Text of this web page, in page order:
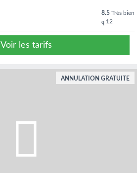
8.5 Très bien
12
Voir les tarifs
ANNULATION GRATUITE